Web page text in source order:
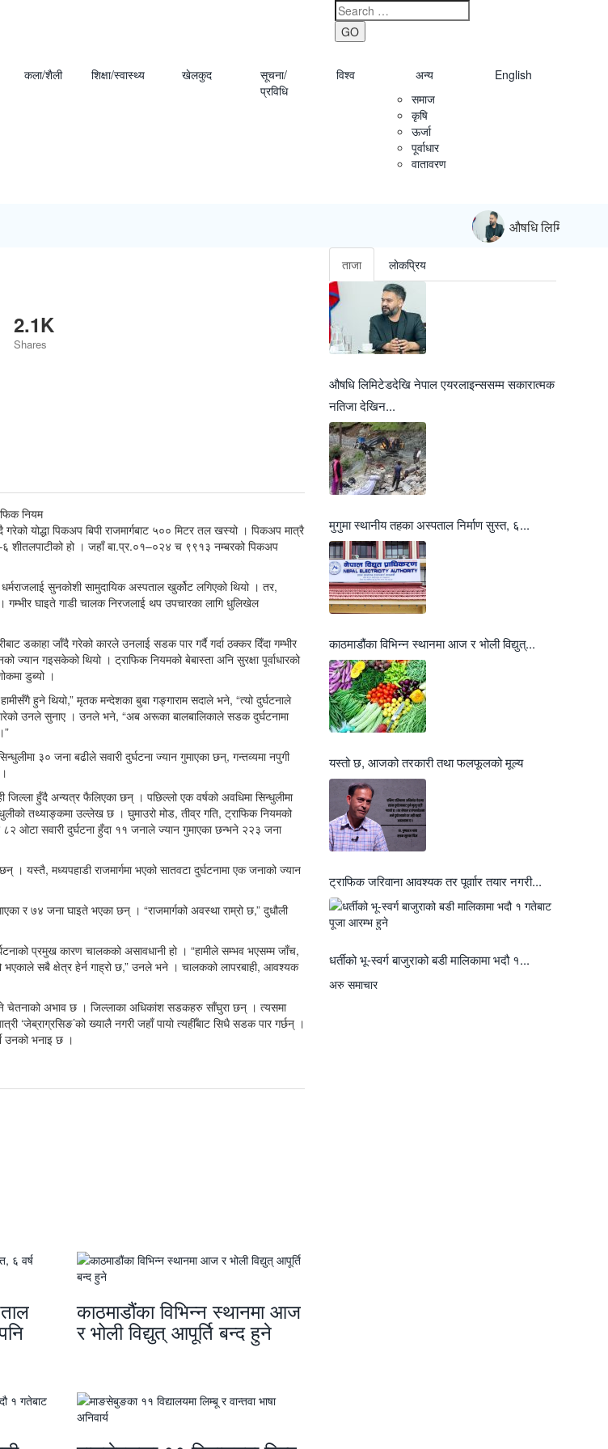
GO
कला/शैली शिक्षा/स्वास्थ्य खेलकुद
सूचना/
प्रविधि
विश्व
अन्य
समाज
कृषि
ऊर्जा
पूर्वाधार
वातावरण
English
औषधि लिमिटेडदेखि
2.1K
Shares
योद्धा पिकअप बिपी राजमार्गबाट ५०० मिटर तल खस्यो । पिकअप मात्रै
शीतलपाटीको हो । जहाँ बा.प्र.०१–०२४ च ९९१३ नम्बरको पिकअप
धर्मराजलाई सुनकोशी सामुदायिक अस्पताल खुर्कोट लगिएको थियो । तर,
घाइते गाडी चालक निरजलाई थप उपचारका लागि धुलिखेल
डकाहा जाँदै गरेको कारले उनलाई सडक पार गर्दै गर्दा ठक्कर दिँदा गम्भीर
गइसकेको थियो । ट्राफिक नियमको बेबास्ता अनि सुरक्षा पूर्वाधारको
डुब्यो ।
हुने थियो,” मृतक मन्देशका बुबा गङ्गाराम सदाले भने, “त्यो दुर्घटनाले
उनले सुनाए । उनले भने, “अब अरूका बालबालिकाले सडक दुर्घटनामा
३० जना बढीले सवारी दुर्घटना ज्यान गुमाएका छन्, गन्तव्यमा नपुगी
जिल्ला हुँदै अन्यत्र फैलिएका छन् । पछिल्लो एक वर्षको अवधिमा सिन्धुलीमा
तथ्याङ्कमा उल्लेख छ । घुमाउरो मोड, तीव्र गति, ट्राफिक नियमको
ओटा सवारी दुर्घटना हुँदा ११ जनाले ज्यान गुमाएका छन्भने २२३ जना
यस्तै, मध्यपहाडी राजमार्गमा भएको सातवटा दुर्घटनामा एक जनाको ज्यान
र ७४ जना घाइते भएका छन् । “राजमार्गको अवस्था राम्रो छ,” दुधौली
प्रमुख कारण चालकको असावधानी हो । “हामीले सम्भव भएसम्म जाँच,
सबै क्षेत्र हेर्न गाह्रो छ,” उनले भने । चालकको लापरबाही, आवश्यक
चेतनाको अभाव छ । जिल्लाका अधिकांश सडकहरु साँघुरा छन् । त्यसमा
ख्यालै नगरी जहाँ पायो त्यहीँबाट सिधै सडक पार गर्छन् ।
उनको भनाइ छ ।
काठमाडौंका विभिन्न स्थानमा आज
र भोली विद्युत् आपूर्ति बन्द हुने
ताजा लाेकप्रिय
औषधि लिमिटेडदेखि नेपाल एयरलाइन्ससम्म सकारात्मक
नतिजा देखिन...
मुगुमा स्थानीय तहका अस्पताल निर्माण सुस्त, ६...
काठमाडौंका विभिन्न स्थानमा आज र भोली विद्युत्...
यस्तो छ, आजको तरकारी तथा फलफूलको मूल्य
ट्राफिक जरिवाना आवश्यक तर पूर्वाार तयार नगरी...
धर्तीको भू-स्वर्ग बाजुराको बडी मालिकामा भदौ १...
अरु समाचार